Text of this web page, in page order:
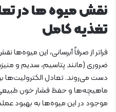
نقش میوه ها در
تغذیه کامل
فراتر از صرفاً آبرسانی، این
ضروری (مانند پتاسیم، سدیم و
دست می‌روند. تعادل الکترولیت‌ها
ماهیچه‌ها و حفظ فشار خون طبیعی
موجود در این میوه‌ها به بهبود